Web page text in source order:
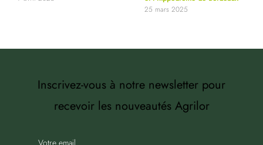
25 mars 2025
Inscrivez-vous à notre newsletter pour
recevoir les nouveautés Agrilor
Votre email